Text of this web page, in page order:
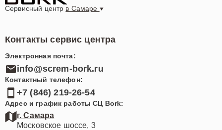
Сервисный центр в Самаре
Контакты сервис центра
Электронная почта:
info@screm-bork.ru
Контактный телефон:
+7 (846) 219-26-54
Адрес и график работы СЦ Bork:
г. Самара
Московское шоссе, 3